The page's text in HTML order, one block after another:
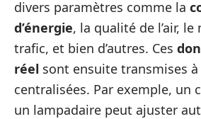
divers paramètres comme la
d’énergie, la qualité de l’air,
trafic, et bien d’autres. Ces
réel sont ensuite transmises
centralisées. Par exemple, un
un lampadaire peut ajuster